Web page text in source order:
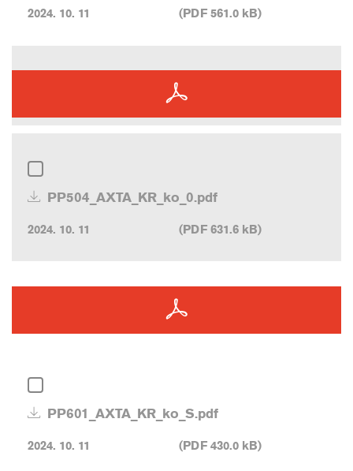
2024. 10. 11 (PDF 561.0 kB)
PP504_AXTA_KR_ko_0.pdf
2024. 10. 11 (PDF 631.6 kB)
PP601_AXTA_KR_ko_S.pdf
2024. 10. 11 (PDF 430.0 kB)